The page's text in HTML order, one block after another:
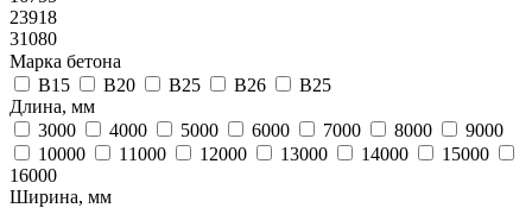
23918
31080
Марка бетона
B15
B20 B25 B26
В25
Длина, мм
3000
4000 5000 6000 7000 8000
9000
10000
11000 12000 13000 14000
15000
16000
Ширина, мм